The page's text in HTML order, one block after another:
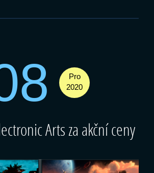
Pro
2020
Arts za akční ceny